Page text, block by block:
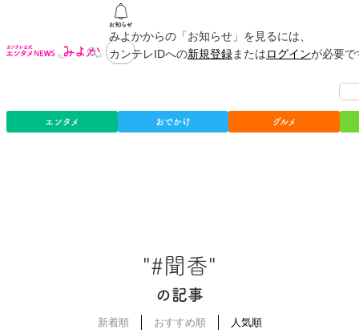
みよかからの「お知らせ」を見るには、
カンテレIDへの新規登録またはログインが必要
エンタメ おでかけ グルメ
"#聞香"
の記事
新着順 おすすめ順 人気順